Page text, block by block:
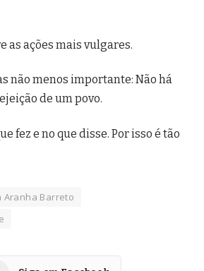
as ações mais vulgares.
não menos importante: Não há
de um povo.
fez e no que disse. Por isso é tão
Aranha Barreto